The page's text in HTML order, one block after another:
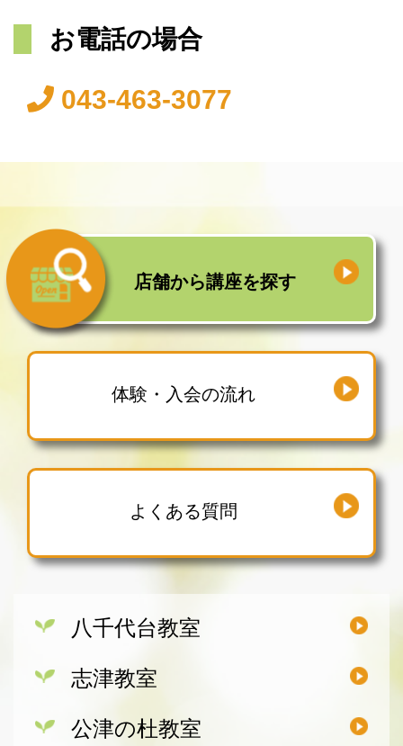
お電話の場合
043-463-3077
店舗から講座を探す
体験・入会の流れ
よくある質問
八千代台教室
志津教室
公津の杜教室